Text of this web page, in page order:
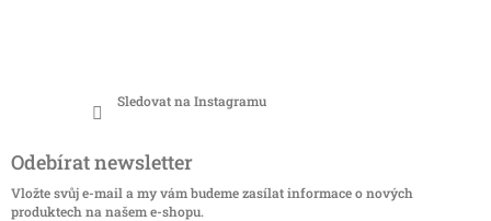
Sledovat na Instagramu
Odebírat newsletter
Vložte svůj e-mail a my vám budeme zasílat informace o nových
produktech na našem e-shopu.